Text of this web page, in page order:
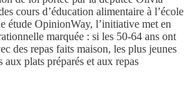
cours d’éducation alimentaire à l’école
étude OpinionWay, l’initiative met en
marquée : si les 50-64 ans ont
des repas faits maison, les plus jeunes
aux plats préparés et aux repas